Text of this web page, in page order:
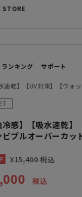
STORE
ランキング サポート
速乾】【UV対策】【ウォ
冷感】【吸水速乾
プルオーバーカッ
¥15,400 税込
税込